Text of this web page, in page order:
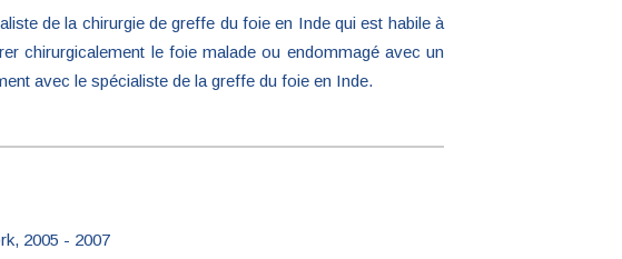
de la chirurgie de greffe du foie en Inde qui est habile à
chirurgicalement le foie malade ou endommagé avec un
avec le spécialiste de la greffe du foie en Inde.
2005 - 2007